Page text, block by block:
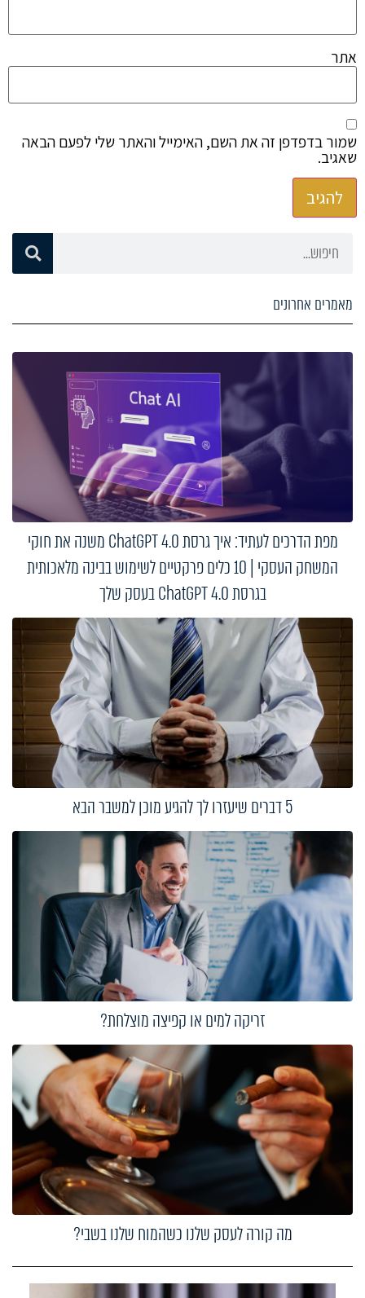
אתר
שמור בדפדפן זה את השם, האימייל והאתר שלי לפעם הבאה
שאגיב.
מאמרים אחרונים
מפת הדרכים לעתיד: איך גרסת ChatGPT 4.0 משנה את חוקי
המשחק העסקי | 10 כלים פרקטיים לשימוש בבינה מלאכותית
בגרסת ChatGPT 4.0 בעסק שלך
5 דברים שיעזרו לך להגיע מוכן למשבר הבא
זריקה למים או קפיצה מוצלחת?
מה קורה לעסק שלנו כשהמוח שלנו בשבי?